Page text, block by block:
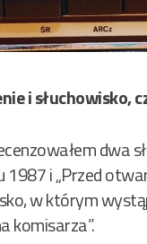
i słuchowisko,
dwa
1987 i „Przed
w którym
komisarza”.